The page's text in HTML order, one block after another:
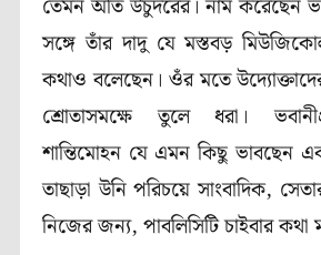
তেমন অতি উঁচুদরের। নাম করেছেন
সঙ্গে তাঁর দাদু যে মস্তবড়
কথাও বলেছেন। ওঁর মতে
শ্রোতাসমক্ষে তুলে ধরা।
শান্তিমোহন যে এমন কিছু ভাবছেন
তাছাড়া উনি পরিচয়ে সাংবাদিক,
নিজের জন্য, পাবলিসিটি চাইবার কথা